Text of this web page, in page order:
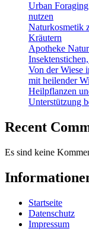
Urban
nutzen
Naturkosmetik
Kräutern
Apotheke
Von der Wiese
mit heilender
Heilpflanzen
Unterstützung
Recent
Es sind keine
Startseite
Datenschutz
Impressum